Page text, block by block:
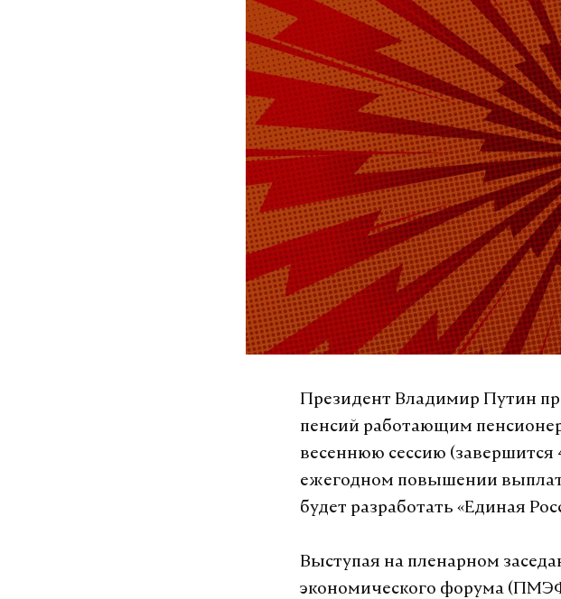
Президент Владимир Путин
пенсий работающим
весеннюю сессию (завершится
ежегодном повышении выплат
будет разработать «Единая
Выступая на пленарном
экономического форума